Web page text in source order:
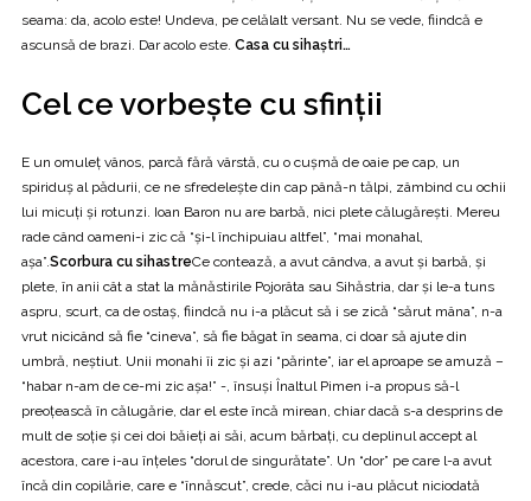
seama: da, acolo este! Undeva, pe celălalt versant. Nu se vede, fiindcă e
ascunsă de brazi. Dar acolo este. Casa cu sihaştri…
Cel ce vorbeşte cu sfinţii
E un omuleţ vânos, parcă fără vârstă, cu o cuşmă de oaie pe cap, un
spiriduş al pădurii, ce ne sfredeleşte din cap până-n tălpi, zâmbind cu ochii
lui micuţi şi rotunzi. Ioan Baron nu are barbă, nici plete călugăreşti. Mereu
rade când oameni-i zic că “şi-l închipuiau altfel”, “mai monahal,
aşa”.Scorbura cu sihastreCe contează, a avut cândva, a avut şi barbă, şi
plete, în anii cât a stat la mănăstirile Pojorâta sau Sihăstria, dar şi le-a tuns
aspru, scurt, ca de ostaş, fiindcă nu i-a plăcut să i se zică “sărut mâna”, n-a
vrut nicicând să fie “cineva”, să fie băgat în seama, ci doar să ajute din
umbră, neştiut. Unii monahi îi zic şi azi “părinte”, iar el aproape se amuză –
“habar n-am de ce-mi zic aşa!” -, însuşi Înaltul Pimen i-a propus să-l
preoţească în călugărie, dar el este încă mirean, chiar dacă s-a desprins de
mult de soţie şi cei doi băieţi ai săi, acum bărbaţi, cu deplinul accept al
acestora, care i-au înţeles “dorul de singurătate”. Un “dor” pe care l-a avut
încă din copilărie, care e “înnăscut”, crede, căci nu i-au plăcut niciodată